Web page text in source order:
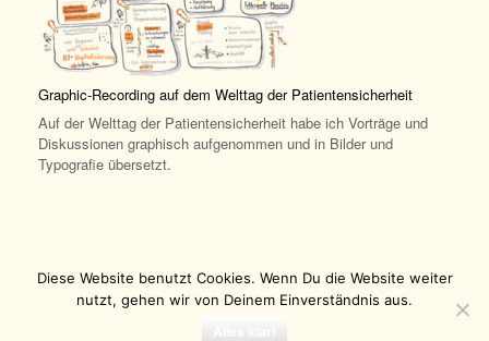
Graphic-Recording auf dem Welttag der Patientensicherheit
Auf der Welttag der Patientensicherheit habe ich Vorträge und
Diskussionen graphisch aufgenommen und in Bilder und
Typografie übersetzt.
(c) 2026 Albert Radl
Diese Website benutzt Cookies. Wenn Du die Website weiter
nutzt, gehen wir von Deinem Einverständnis aus.